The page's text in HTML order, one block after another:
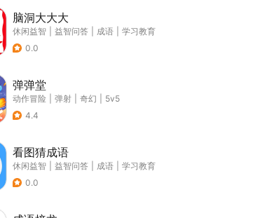
脑洞大大大
休闲益智 益智问答 成语
学习教育
0.0
弹弹堂
动作冒险 弹射 奇幻
5v5
4.4
看图猜成语
休闲益智 益智问答 成语
学习教育
0.0